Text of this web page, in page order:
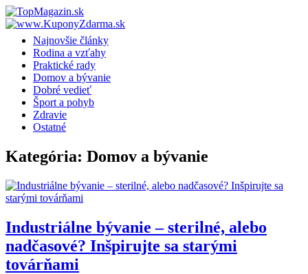
Skip
to
contentNajnovšie články
Rodina a vzťahy
Praktické rady
Domov a bývanie
Dobré vedieť
Šport a pohyb
Zdravie
Ostatné
Kategória: Domov a bývanie
Industriálne bývanie – sterilné, alebo
nadčasové? Inšpirujte sa starými
továrňami